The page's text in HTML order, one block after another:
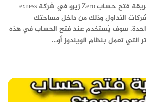
شرح بالفيديو والصور طريقة فتح حساب Zero زيرو في شركة exness
التداول وذلك من داخل مساحتك
سوف يُستخدم عند فتح الحساب في هذه
التي تعمل بنظام الويندوز أو…